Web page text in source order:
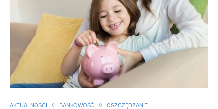
AKTUALNOŚCI BANKOWOŚĆ OSZCZĘDZANIE